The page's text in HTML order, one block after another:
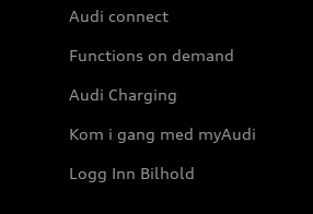
Audi connect
Functions on demand
Audi Charging
Kom i gang med myAudi
Logg Inn Bilhold